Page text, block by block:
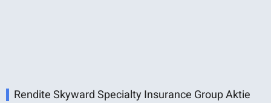
Rendite Skyward Specialty Insurance Group Aktie